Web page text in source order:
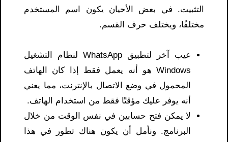
التثبيت. في بعض الأحيان يكون اسم المستخدم
مختلفًا، ويختلف حرف القسم.
عيب آخر لتطبيق WhatsApp لنظام التشغيل
Windows هو أنه يعمل فقط إذا كان الهاتف
المحمول في وضع الاتصال بالإنترنت، مما يعني
أنه يوفر عليك مؤقتًا فقط من استخدام الهاتف.
لا يمكن فتح حسابين في نفس الوقت من خلال
البرنامج. ونأمل أن يكون هناك تطور في هذا